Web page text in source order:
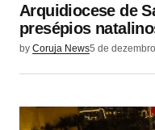
Arquidiocese de
presépios
by Coruja News5 de